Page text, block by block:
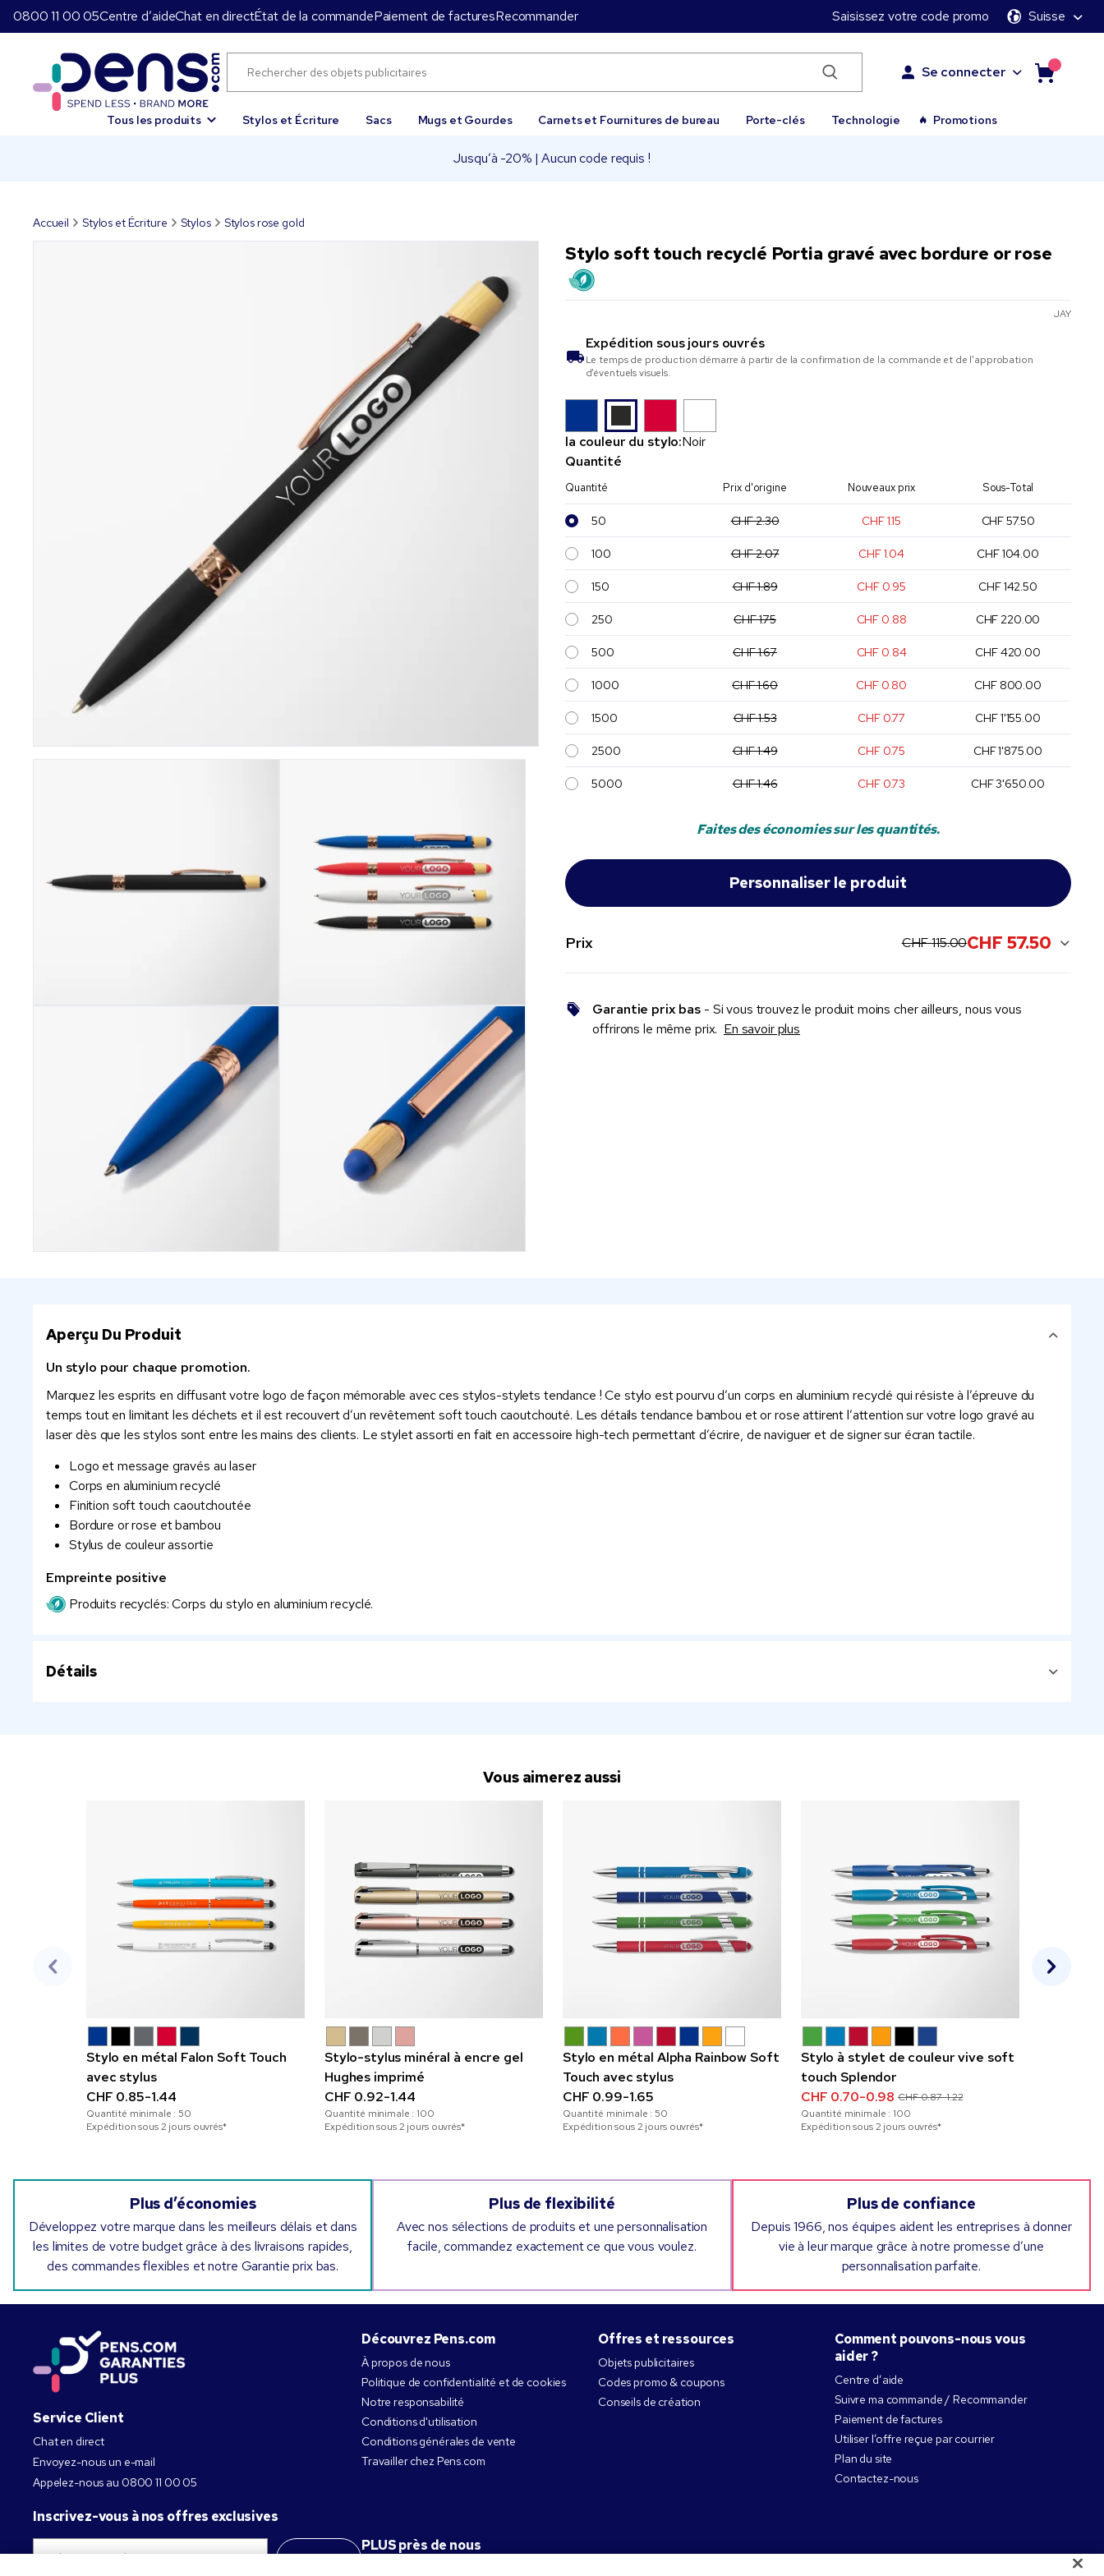
0800 11 00 05Centre d’aideChat en directÉtat de la commandePaiement de facturesRecommander Saisissez votre code promo Suisse
Se connecter
Tous les produits Stylos et Écriture Sacs Mugs et Gourdes Carnets et Fournitures de bureau Porte-clés Technologie Promotions
Jusqu’à -20% | Aucun code requis !
Accueil Stylos et Écriture Stylos Stylos rose gold
Stylo soft touch recyclé Portia gravé avec bordure or rose
JAY
Expédition sousjours ouvrés
Le temps de production démarre à partir de la confirmation de la commande et de l’approbation
d’éventuels visuels.
la couleur du stylo:Noir
Quantité
Quantité Prix d'origine Nouveaux prix Sous-Total
50 CHF 2.30 CHF 1.15 CHF 57.50
100 CHF 2.07 CHF 1.04 CHF 104.00
150 CHF 1.89 CHF 0.95 CHF 142.50
250 CHF 1.75 CHF 0.88 CHF 220.00
500 CHF 1.67 CHF 0.84 CHF 420.00
1000 CHF 1.60 CHF 0.80 CHF 800.00
1500 CHF 1.53 CHF 0.77 CHF 1'155.00
2500 CHF 1.49 CHF 0.75 CHF 1'875.00
5000 CHF 1.46 CHF 0.73 CHF 3'650.00
Faites des économies sur les quantités.
Prix original price:
CHF 115.00current sale price:
CHF 57.50
Garantie prix bas - Si vous trouvez le produit moins cher ailleurs, nous vous
offrirons le même prix. En savoir plus
Aperçu Du Produit
Un stylo pour chaque promotion.
Marquez les esprits en diffusant votre logo de façon mémorable avec ces stylos-stylets tendance ! Ce stylo est pourvu d’un corps en aluminium recyclé qui résiste à l’épreuve du
temps tout en limitant les déchets et il est recouvert d’un revêtement soft touch caoutchouté. Les détails tendance bambou et or rose attirent l’attention sur votre logo gravé au
laser dès que les stylos sont entre les mains des clients. Le stylet assorti en fait en accessoire high-tech permettant d’écrire, de naviguer et de signer sur écran tactile.
Logo et message gravés au laser
Corps en aluminium recyclé
Finition soft touch caoutchoutée
Bordure or rose et bambou
Stylus de couleur assortie
Empreinte positive
Produits recyclés: Corps du stylo en aluminium recyclé.
Détails
Vous aimerez aussi
Stylo en métal Falon Soft Touch
avec stylus
CHF 0.85-1.44
Quantité minimale :50
Expédition sous 2 jours ouvrés*
Stylo-stylus minéral à encre gel
Hughes imprimé
CHF 0.92-1.44
Quantité minimale : 100
Expédition sous 2 jours ouvrés*
Stylo en métal Alpha Rainbow Soft
Touch avec stylus
CHF 0.99-1.65
Quantité minimale :50
Expédition sous 2 jours ouvrés*
Stylo à stylet de couleur vive soft
touch Splendor
CHF 0.70-0.98 CHF 0.87-1.22
Quantité minimale : 100
Expédition sous 2 jours ouvrés*
Plus d’économies
Développez votre marque dans les meilleurs délais et dans
les limites de votre budget grâce à des livraisons rapides,
des commandes flexibles et notre Garantie prix bas.
Plus de flexibilité
Avec nos sélections de produits et une personnalisation
facile, commandez exactement ce que vous voulez.
Plus de confiance
Depuis 1966, nos équipes aident les entreprises à donner
vie à leur marque grâce à notre promesse d’une
personnalisation parfaite.
Service Client
Chat en direct
Envoyez-nous un e-mail
Appelez-nous au 0800 11 00 05
Inscrivez-vous à nos offres exclusives
S’abonner
Découvrez Pens.com
À propos de nous
Politique de confidentialité et de cookies
Notre responsabilité
Conditions d'utilisation
Conditions générales de vente
Travailler chez Pens.com
PLUS près de nous
Offres et ressources
Objets publicitaires
Codes promo & coupons
Conseils de création
Comment pouvons-nous vous
aider ?
Centre d’aide
Suivre ma commande / Recommander
Paiement de factures
Utiliser l’offre reçue par courrier
Plan du site
Contactez-nous